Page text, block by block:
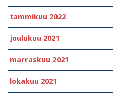
tammikuu 2022
joulukuu 2021
marraskuu 2021
lokakuu 2021